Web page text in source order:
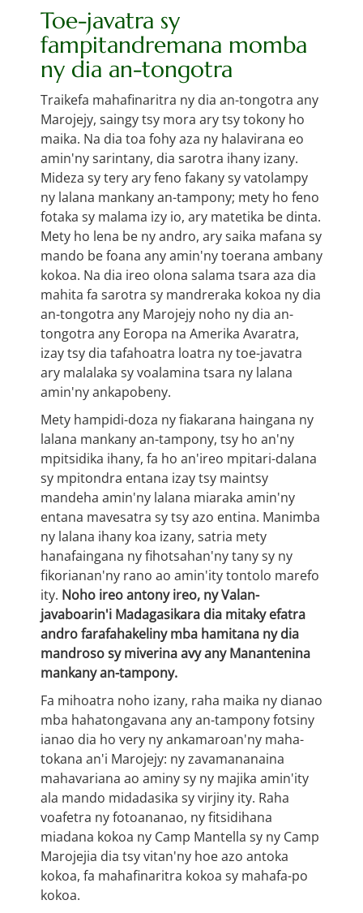
Toe-javatra sy
fampitandremana momba
ny dia an-tongotra
Traikefa mahafinaritra ny dia an-tongotra any
Marojejy, saingy tsy mora ary tsy tokony ho
maika. Na dia toa fohy aza ny halavirana eo
amin'ny sarintany, dia sarotra ihany izany.
Mideza sy tery ary feno fakany sy vatolampy
ny lalana mankany an-tampony; mety ho feno
fotaka sy malama izy io, ary matetika be dinta.
Mety ho lena be ny andro, ary saika mafana sy
mando be foana any amin'ny toerana ambany
kokoa. Na dia ireo olona salama tsara aza dia
mahita fa sarotra sy mandreraka kokoa ny dia
an-tongotra any Marojejy noho ny dia an-
tongotra any Eoropa na Amerika Avaratra,
izay tsy dia tafahoatra loatra ny toe-javatra
ary malalaka sy voalamina tsara ny lalana
amin'ny ankapobeny.
Mety hampidi-doza ny fiakarana haingana ny
lalana mankany an-tampony, tsy ho an'ny
mpitsidika ihany, fa ho an'ireo mpitari-dalana
sy mpitondra entana izay tsy maintsy
mandeha amin'ny lalana miaraka amin'ny
entana mavesatra sy tsy azo entina. Manimba
ny lalana ihany koa izany, satria mety
hanafaingana ny fihotsahan'ny tany sy ny
fikorianan'ny rano ao amin'ity tontolo marefo
ity. Noho ireo antony ireo, ny Valan-
javaboarin'i Madagasikara dia mitaky efatra
andro farafahakeliny mba hamitana ny dia
mandroso sy miverina avy any Manantenina
mankany an-tampony.
Fa mihoatra noho izany, raha maika ny dianao
mba hahatongavana any an-tampony fotsiny
ianao dia ho very ny ankamaroan'ny maha-
tokana an'i Marojejy: ny zavamananaina
mahavariana ao aminy sy ny majika amin'ity
ala mando midadasika sy virjiny ity. Raha
voafetra ny fotoananao, ny fitsidihana
miadana kokoa ny Camp Mantella sy ny Camp
Marojejia dia tsy vitan'ny hoe azo antoka
kokoa, fa mahafinaritra kokoa sy mahafa-po
kokoa.